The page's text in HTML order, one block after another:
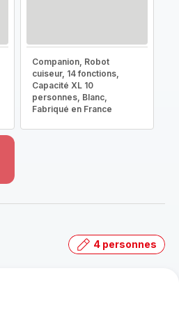
Companion, Robot
cuiseur, 14 fonctions,
Capacité XL 10
personnes, Blanc,
Fabriqué en France
4 personnes